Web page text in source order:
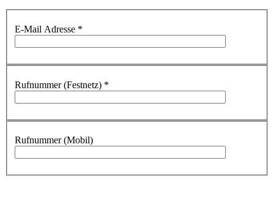
E-Mail Adresse *
Rufnummer (Festnetz) *
Rufnummer (Mobil)